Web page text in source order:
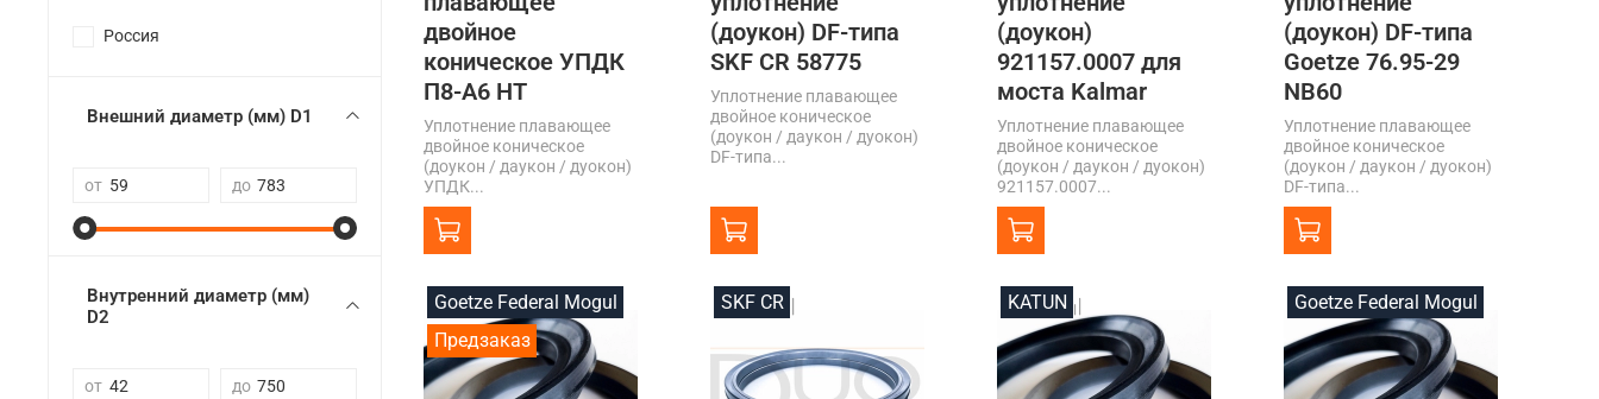
двойное
коническое УПДК
П8-А6 НТ
Уплотнение плавающее
двойное коническое
(доукон / даукон / дуокон)
УПДК...
(доукон) DF-типа
SKF CR 58775
Уплотнение плавающее
двойное коническое
(доукон / даукон / дуокон)
DF-типа...
(доукон)
921157.0007 для
моста Kalmar
Уплотнение плавающее
двойное коническое
(доукон / даукон / дуокон)
921157.0007...
(доукон) DF-типа
Goetze 76.95-29
NB60
Уплотнение плавающее
двойное коническое
(доукон / даукон / дуокон)
DF-типа...
Goetze Federal Mogul
Предзаказ
SKF CR KATUN Goetze Federal Mogul
Россия
Внешний диаметр (мм) D1
от до
Внутренний диаметр (мм)
D2
от до